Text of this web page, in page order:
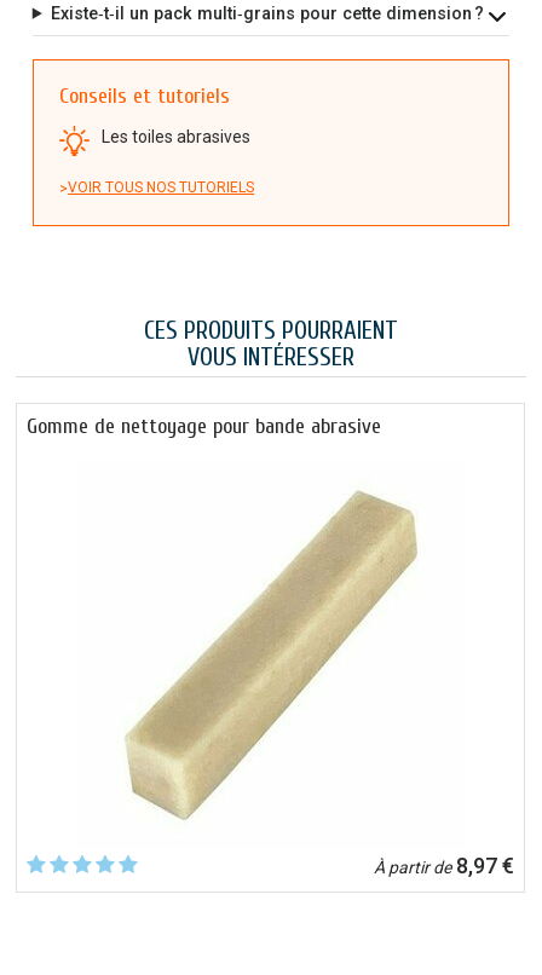
Existe‑t‑il un pack multi‑grains pour cette dimension ?
Conseils et tutoriels
Les toiles abrasives
VOIR TOUS NOS TUTORIELS
CES PRODUITS POURRAIENT
VOUS INTÉRESSER
Gomme de nettoyage pour bande abrasive
À partir de8,97 €